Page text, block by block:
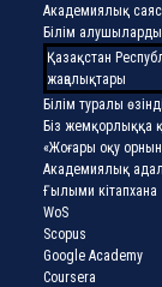
Академиялық
Білім
Қазақстан
жаңалықтары
Білім туралы
Біз жемқорлыққа
«Жоғары оқу
Академиялық
Ғылыми кітапхана
WoS
Scopus
Google Academy
Coursera